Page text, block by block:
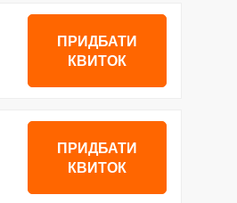
ПРИДБАТИ
КВИТОК
ПРИДБАТИ
КВИТОК